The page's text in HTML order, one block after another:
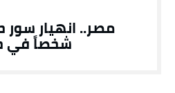
شخصاً في